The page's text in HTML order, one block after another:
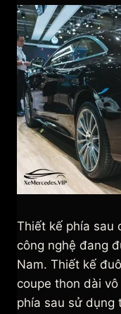
Thiết kế phía sau
công nghệ đang
Nam. Thiết kế
coupe thon dài
phía sau sử dụng